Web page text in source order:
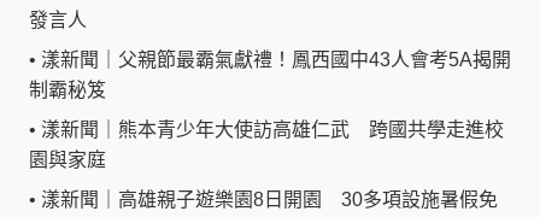
發言人
• 漾新聞｜父親節最霸氣獻禮！鳳西國中43人會考5A揭開
制霸秘笈
• 漾新聞｜熊本青少年大使訪高雄仁武 跨國共學走進校
園與家庭
• 漾新聞｜高雄親子遊樂園8日開園 30多項設施暑假免